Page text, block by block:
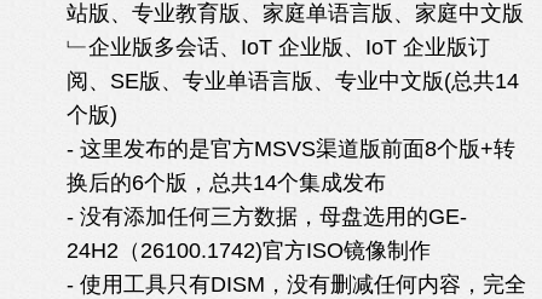
站版、专业教育版、家庭单语言版、家庭中文版
﹂企业版多会话、IoT 企业版、IoT 企业版订
阅、SE版、专业单语言版、专业中文版(总共14
个版)
- 这里发布的是官方MSVS渠道版前面8个版+转
换后的6个版，总共14个集成发布
- 没有添加任何三方数据，母盘选用的GE-
24H2（26100.1742)官方ISO镜像制作
- 使用工具只有DISM，没有删减任何内容，完全